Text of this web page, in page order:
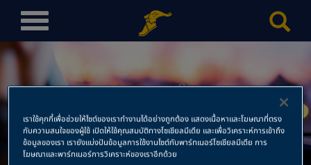
T
l
n
a
v
บริษัท แพร่มิตรประสานฮอนด้า
คาร์ส จำกัด
เราใช้คุกกี้เพื่อช่วยให้ไซต์ของเราทำงานได้อย่างถูกต้อง แสดงเนื้อหาและโฆษณาที่ตรง
กับความสนใจของผู้ใช้ เปิดให้ใช้คุณสมบัติทางโซเชียลมีเดีย และเพื่อวิเคราะห์การเข้าถึง
ข้อมูลของเรา เรายังแบ่งปันข้อมูลการใช้งานไซต์กับพาร์ทเนอร์โซเชียลมีเดีย การ
โฆษณาและพาร์ทเนอร์การวิเคราะห์ของเราอีกด้วย